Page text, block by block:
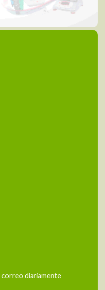
correo diariamente